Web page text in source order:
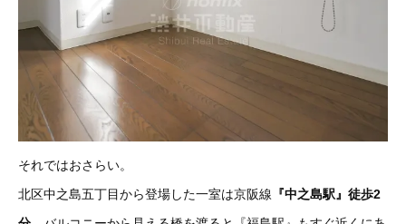
それではおさらい。
北区中之島五丁目から登場した一室は京阪線 『中之島駅』徒歩2